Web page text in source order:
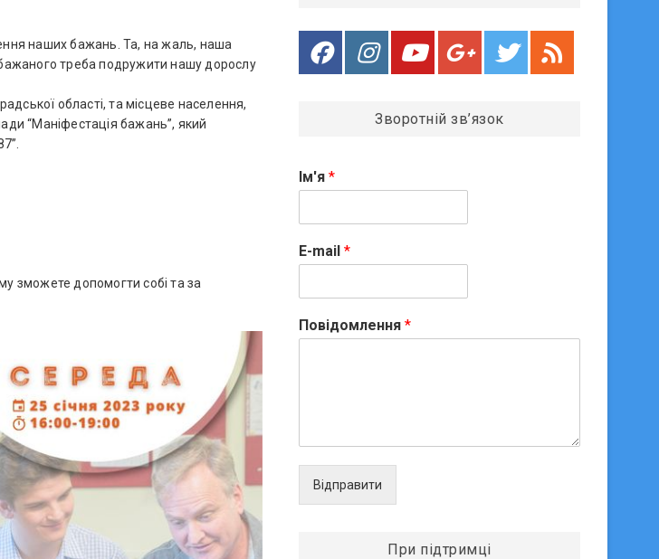
наших бажань. Та, на жаль, наша
треба подружити нашу дорослу
області, та місцеве населення,
“Маніфестація бажань”, який
зможете допомогти собі та за
Зворотній зв’язок
Ім'я *
E-mail *
Повідомлення *
Відправити
При підтримці